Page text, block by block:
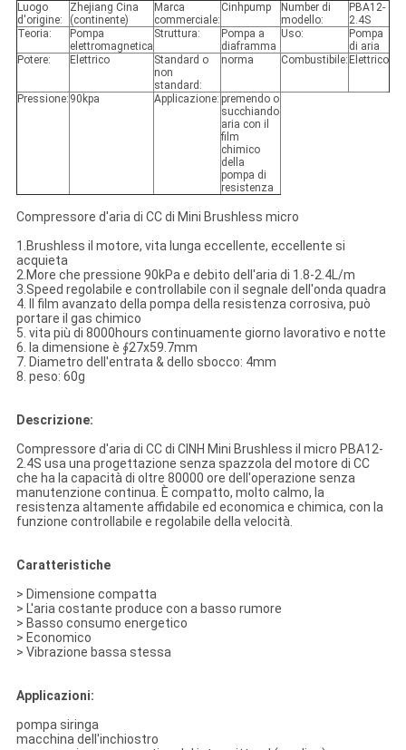
Luogo
d'origine:
Zhejiang Cina
(continente)
Marca
commerciale:
Cinhpump
Number di
modello:
PBA12-
2.4S
Teoria:
Pompa
elettromagnetica
Struttura:
Pompa a
diaframma
Uso:
Pompa
di aria
Potere:
Elettrico
Standard o
non
standard:
norma Combustibile: Elettrico
Pressione: 90kpa Applicazione: premendo o
succhiando
aria con il
film
chimico
della
pompa di
resistenza
Compressore d'aria di CC di Mini Brushless micro
1.Brushless il motore, vita lunga eccellente, eccellente si
acquieta
2.More che pressione 90kPa e debito dell'aria di 1.8-2.4L/m
3.Speed regolabile e controllabile con il segnale dell'onda quadra
4. Il film avanzato della pompa della resistenza corrosiva, può
portare il gas chimico
5. vita più di 8000hours continuamente giorno lavorativo e notte
6. la dimensione è ∮27x59.7mm
7. Diametro dell'entrata & dello sbocco: 4mm
8. peso: 60g
Descrizione:
Compressore d'aria di CC di CINH Mini Brushless il micro PBA12-
2.4S usa una progettazione senza spazzola del motore di CC
che ha la capacità di oltre 80000 ore dell'operazione senza
manutenzione continua. È compatto, molto calmo, la
resistenzaaltamente affidabile ed economicae chimica, con la
funzione controllabile e regolabile della velocità.
Caratteristiche
> Dimensione compatta
> L'aria costante produce con a basso rumore
> Basso consumo energetico
> Economico
> Vibrazione bassa stessa
Applicazioni:
pompa siringa
macchina dell'inchiostro